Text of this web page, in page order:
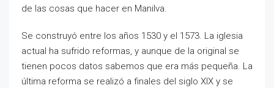
de las cosas que hacer en Manilva.
Se construyó entre los años 1530 y el 1573. La iglesia
actual ha sufrido reformas, y aunque de la original se
tienen pocos datos sabemos que era más pequeña. La
última reforma se realizó a finales del siglo XIX y se